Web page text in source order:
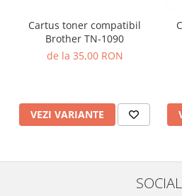
Cartus toner compatibil
Brother TN-1090
de la 35,00 RON
VEZI VARIANTE
SOCIAL